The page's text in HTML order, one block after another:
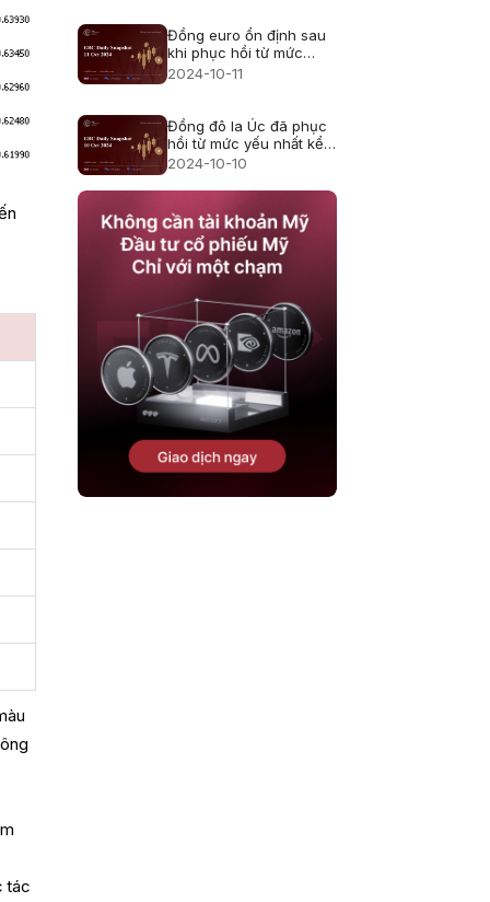
tác
Đồng euro ổn định sau
khi phục hồi từ mức
thấp nhất trong hai
2024-10-11
Đồng đô la Úc đã phục
hồi từ mức yếu nhất kể
từ giữa tháng 9
2024-10-10